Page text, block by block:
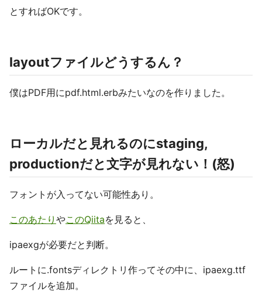
とすればOKです。
layoutファイルどうするん？
僕はPDF用にpdf.html.erbみたいなのを作りました。
ローカルだと見れるのにstaging,
productionだと文字が見れない！(怒)
フォントが入ってない可能性あり。
このあたり やこのQiitaを見ると、
ipaexgが必要だと判断。
ルートに.fontsディレクトリ作ってその中に、ipaexg.ttf
ファイルを追加。